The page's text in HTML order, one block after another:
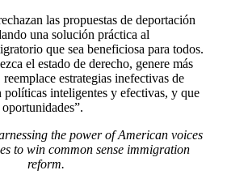
las propuestas de deportación
una solución práctica al
que sea beneficiosa para todos.
el estado de derecho, genere más
estrategias inefectivas de
políticas inteligentes y efectivas, y que
the power of American voices
to win common sense immigration
reform.